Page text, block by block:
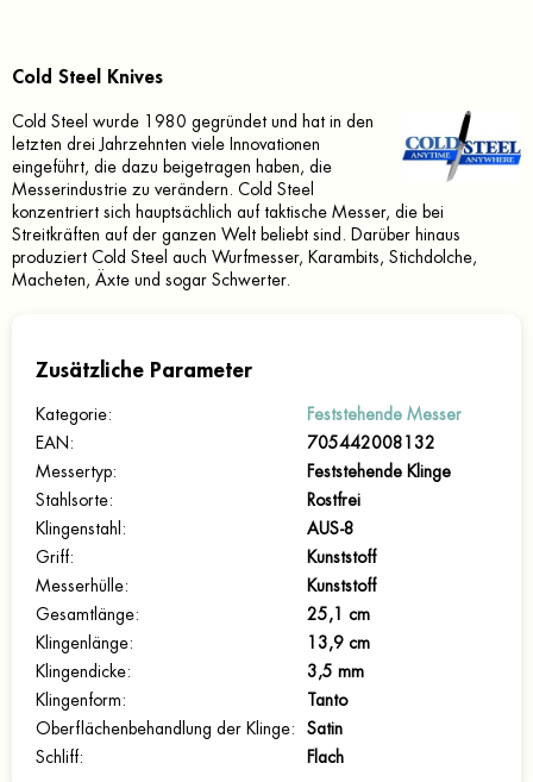
Cold Steel Knives
Cold Steel wurde 1980 gegründet und hat in den
letzten drei Jahrzehnten viele Innovationen
eingeführt, die dazu beigetragen haben, die
Messerindustrie zu verändern. Cold Steel
konzentriert sich hauptsächlich auf taktische Messer, die bei
Streitkräften auf der ganzen Welt beliebt sind. Darüber hinaus
produziert Cold Steel auch Wurfmesser, Karambits, Stichdolche,
Macheten, Äxte und sogar Schwerter.
Zusätzliche Parameter
Kategorie:
Feststehende Messer
EAN :
705442008132
Messertyp:
Feststehende Klinge
Stahlsorte:
Rostfrei
Klingenstahl :
AUS-8
Griff:
Kunststoff
Messerhülle:
Kunststoff
Gesamtlänge:
25,1 cm
Klingenlänge:
13,9 cm
Klingendicke:
3,5 mm
Klingenform :
Tanto
Oberflächenbehandlung der Klinge:
Satin
Schliff: Flach